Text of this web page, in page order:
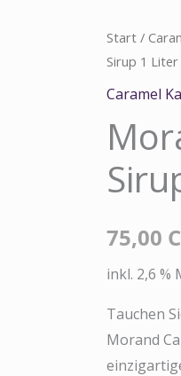
Start /
Sirup 1 Liter
Caramel
75,00
inkl. 2,6 %
Tauchen
Morand
Morand
Caramel
Sirup
Liter
Menge